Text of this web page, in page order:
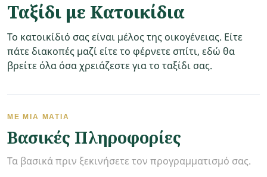
Ταξίδι με Κατοικίδια
Το κατοικίδιό σας είναι μέλος της οικογένειας. Είτε
πάτε διακοπές μαζί είτε το φέρνετε σπίτι, εδώ θα
βρείτε όλα όσα χρειάζεστε για το ταξίδι σας.
ΜΕ ΜΙΑ ΜΑΤΙΆ
Βασικές Πληροφορίες
Τα βασικά πριν ξεκινήσετε τον προγραμματισμό σας.